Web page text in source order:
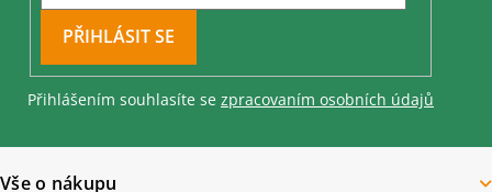
PŘIHLÁSIT
SE
Přihlášením souhlasíte se zpracovaním osobních údajů
Vše o nákupu